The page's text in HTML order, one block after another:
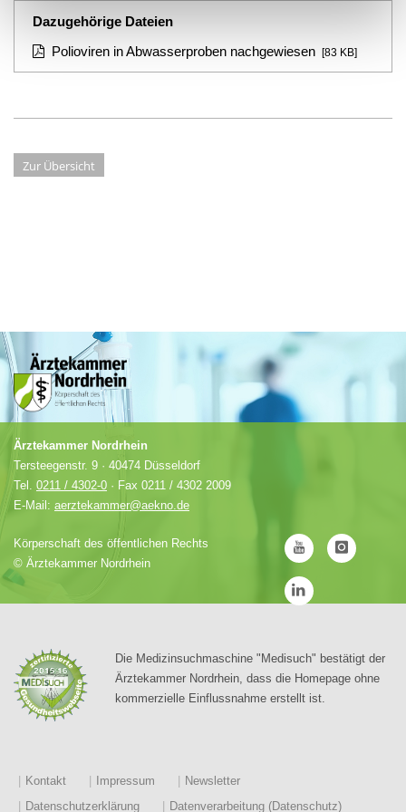
Dazugehörige Dateien
Polioviren in Abwasserproben nachgewiesen
[83 KB]
Zur Übersicht
Ärztekammer Nordrhein
Tersteegenstr. 9 · 40474 Düsseldorf
Tel. 0211 / 4302-0 · Fax 0211 / 4302 2009
E-Mail: aerztekammer@aekno.de
Körperschaft des öffentlichen Rechts
© Ärztekammer Nordrhein
Die Medizinsuchmaschine "Medisuch" bestätigt der
Ärztekammer Nordrhein, dass die Homepage ohne
kommerzielle Einflussnahme erstellt ist.
Kontakt Impressum
Newsletter
Datenschutzerklärung
Datenverarbeitung (Datenschutz)